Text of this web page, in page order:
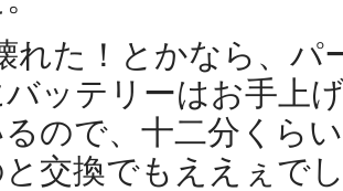
れた！とかなら、パ
ッテリーはお手上
ので、十二分くら
交換でもええぇで